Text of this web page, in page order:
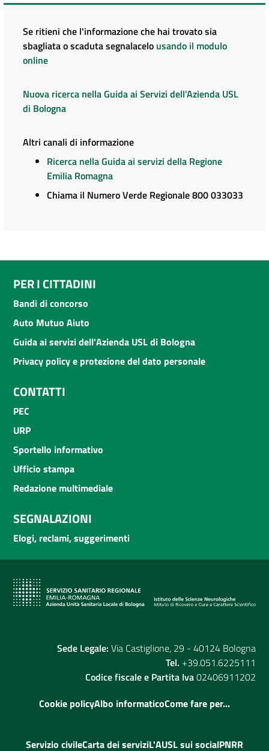
Se ritieni che l'informazione che hai trovato sia
sbagliata o scaduta segnalacelo usando il modulo
online
Nuova ricerca nella Guida ai Servizi dell'Azienda USL
di Bologna
Altri canali di informazione
Ricerca nella Guida ai servizi della Regione
Emilia Romagna
Chiama il Numero Verde Regionale 800 033033
PER I CITTADINI
Bandi di concorso
Auto Mutuo Aiuto
Guida ai servizi dell'Azienda USL di Bologna
Privacy policy e protezione del dato personale
CONTATTI
PEC
URP
Sportello informativo
Ufficio stampa
Redazione multimediale
SEGNALAZIONI
Elogi, reclami, suggerimenti
Sede Legale: Via Castiglione, 29 - 40124 Bologna
Tel. +39.051.6225111
Codice fiscale e Partita Iva02406911202
Cookie policyAlbo informaticoCome fare per...
Servizio civileCarta dei serviziL'AUSL sui socialPNRR